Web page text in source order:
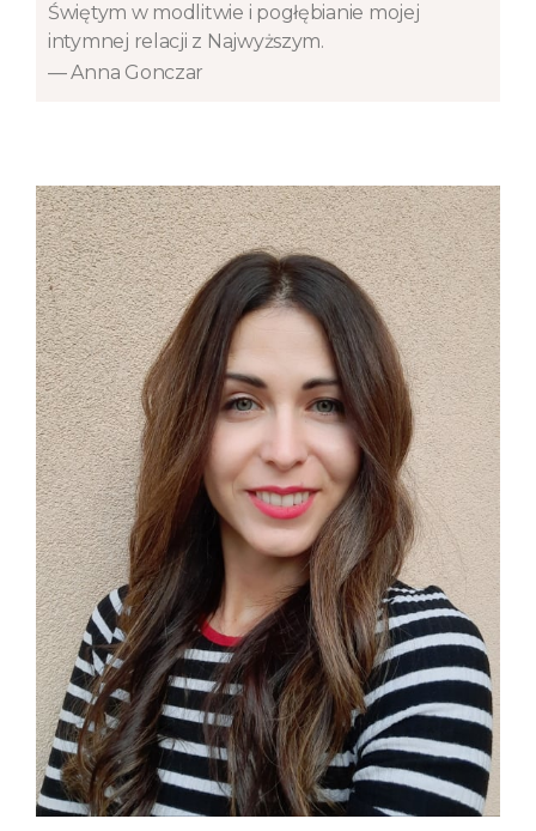
Świętym w modlitwie i pogłębianie mojej
intymnej relacji z Najwyższym.
— Anna Gonczar